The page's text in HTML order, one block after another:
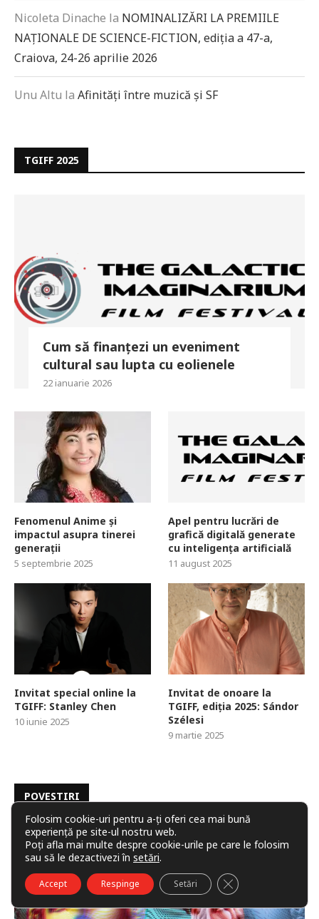
Nicoleta Dinache la NOMINALIZĂRI LA PREMIILE
NAȚIONALE DE SCIENCE-FICTION, ediția a 47-a,
Craiova, 24-26 aprilie 2026
Unu Altu la Afinități între muzică și SF
TGIFF 2025
Cum să finanțezi un eveniment
cultural sau lupta cu eolienele
22 ianuarie 2026
Fenomenul Anime și
impactul asupra tinerei
generații
5 septembrie 2025
Apel pentru lucrări de
grafică digitală generate
cu inteligența artificială
11 august 2025
Invitat special online la
TGIFF: Stanley Chen
10 iunie 2025
Invitat de onoare la
TGIFF, ediția 2025: Sándor
Szélesi
9 martie 2025
POVESTIRI
Folosim cookie-uri pentru a-ți oferi cea mai bună
experiență pe site-ul nostru web.
Poți afla mai multe despre cookie-urile pe care le folosim
sau să le dezactivezi în setări.
Accept Respinge Setări CLOSE GDPR